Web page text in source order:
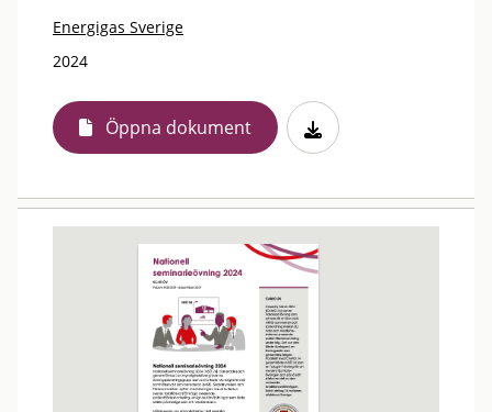
Energigas Sverige
2024
Öppna dokument